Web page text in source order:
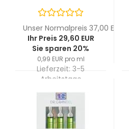
Unser Normalpreis 37,00 EUR
Ihr Preis 29,60 EUR
Sie sparen 20%
0,99 EUR pro ml
Lieferzeit: 3-5
Arbeitstage